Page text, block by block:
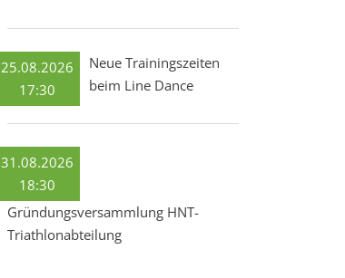
25.08.2026
17:30
Neue Trainingszeiten
beim Line Dance
31.08.2026
18:30
Gründungsversammlung HNT-
Triathlonabteilung